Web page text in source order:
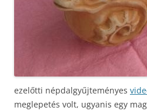
ezelőtti népdalgyűjteményes
meglepetés volt, ugyanis egy